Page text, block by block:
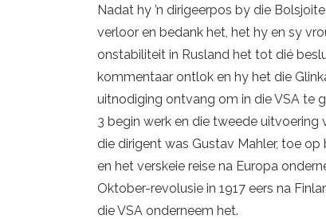
Nadat hy ’n dirigeerpos by die
verloor en bedank het, het hy en sy
onstabiliteit in Rusland het tot dié
kommentaar ontlok en hy het die
uitnodiging ontvang om in die VSA te
3 begin werk en die tweede uitvoering
die dirigent was Gustav Mahler, toe
en het verskeie reise na Europa
Oktober-revolusie in 1917 eers na
die VSA onderneem het.